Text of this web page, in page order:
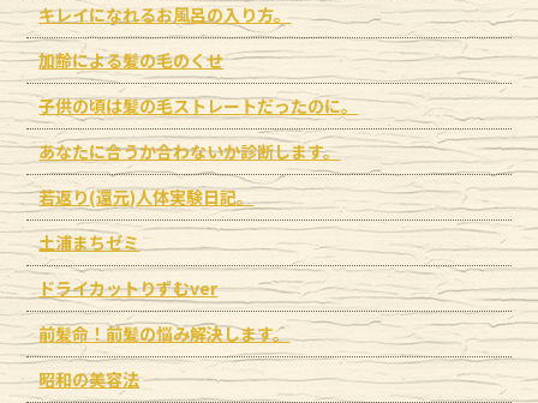
キレイになれるお風呂の入り方。
加齢による髪の毛のくせ
子供の頃は髪の毛ストレートだったのに。
あなたに合うか合わないか診断します。
若返り(還元)人体実験日記。
土浦まちゼミ
ドライカットりずむver
前髪命！前髪の悩み解決します。
昭和の美容法